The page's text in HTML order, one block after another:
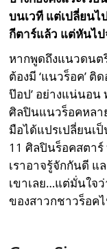
บนเวที แต่เปลี่ยน
กีตาร์แล้ว แต่หันไป
หากพูดถึงแนวดนต
ต้องมี ‘แนวร็อค’ ติ
ป๊อป’ อย่างแน่นอ
ศิลปินแนวร็อคหลา
มือได้แปรเปลี่ยนเป็
11 ศิลปินร็อคสตาร์
เราอาจรู้จักกันดี แ
เขาเลย…แต่มั่นใจ
ของสาวกชาวร็อค